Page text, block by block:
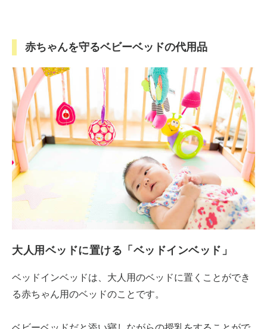
赤ちゃんを守るベビーベッドの代用品
大人用ベッドに置ける「ベッドインベッド」
ベッドインベッドは、大人用のベッドに置くことができ
る赤ちゃん用のベッドのことです。